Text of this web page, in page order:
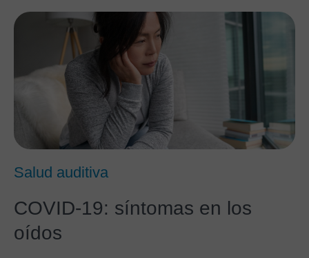
Salud auditiva
COVID-19: síntomas en los
oídos